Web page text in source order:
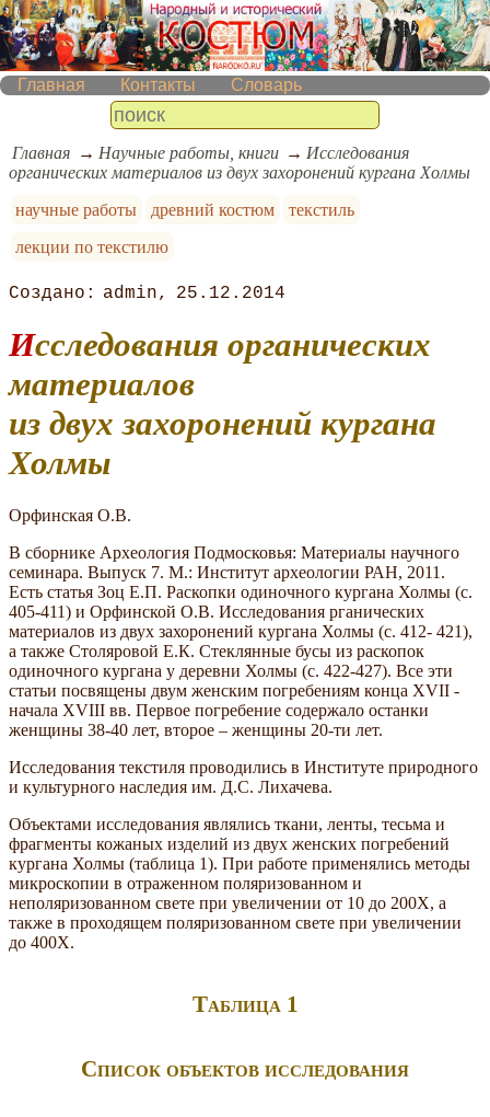
Главная Контакты Словарь
Главная Научные работы, книги
Исследования
органических материалов из двух захоронений кургана Холмы
научные работы
древний костюм
текстиль
лекции по текстилю
admin 25.12.2014
Исследования органических
материалов
из двух захоронений кургана
Холмы
Орфинская О.В.
В сборнике Археология Подмосковья: Материалы научного
семинара. Выпуск 7. М.: Институт археологии РАН, 2011.
Есть статья Зоц Е.П. Раскопки одиночного кургана Холмы (с.
405-411) и Орфинской О.В. Исследования рганических
материалов из двух захоронений кургана Холмы (с. 412- 421),
а также Столяровой Е.К. Стеклянные бусы из раскопок
одиночного кургана у деревни Холмы (с. 422-427). Все эти
статьи посвящены двум женским погребениям конца XVII -
начала XVIII вв. Первое погребение содержало останки
женщины 38-40 лет, второе – женщины 20-ти лет.
Исследования текстиля проводились в Институте природного
и культурного наследия им. Д.С. Лихачева.
Объектами исследования являлись ткани, ленты, тесьма и
фрагменты кожаных изделий из двух женских погребений
кургана Холмы (таблица 1). При работе применялись методы
микроскопии в отраженном поляризованном и
неполяризованном свете при увеличении от 10 до 200Х, а
также в проходящем поляризованном свете при увеличении
до 400Х.
Таблица 1
Список объектов исследования